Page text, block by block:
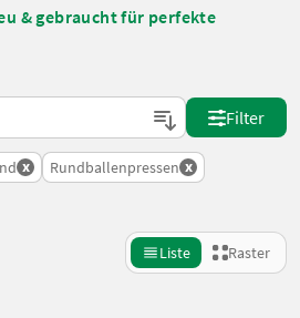
& gebraucht für perfekte
sortiert
Filter
x Rundballenpressen x
Liste Raster